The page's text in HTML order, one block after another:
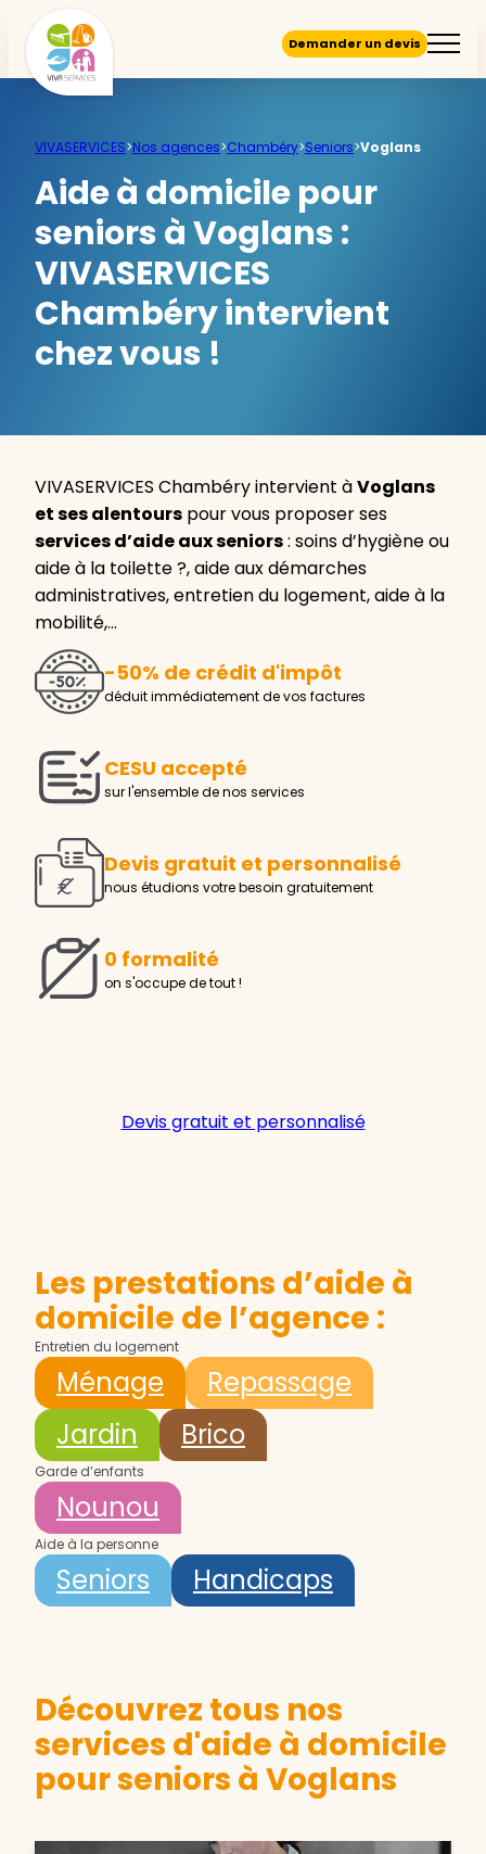
Demander un devis
VIVASERVICES>Nos agences>Chambéry>Seniors>Voglans
Aide à domicile pour
seniors à Voglans :
VIVASERVICES
Chambéry intervient
chez vous !
VIVASERVICES Chambéry intervient àVoglans
et ses alentours pour vous proposer ses
services d’aide aux seniors: soins d’hygiène ou
aide à la toilette ?, aide aux démarches
administratives, entretien du logement, aide à la
mobilité,…
-50% de crédit d'impôt
déduit immédiatement de vos factures
CESU accepté
sur l'ensemble de nos services
Devis gratuit et personnalisé
nous étudions votre besoin gratuitement
0 formalité
on s'occupe de tout !
Devis gratuit et personnalisé
Les prestations d’aide à
domicile de l’agence :
Entretien du logement
Ménage
Repassage
Jardin
Brico
Garde d’enfants
Nounou
Aide à la personne
Seniors Handicaps
Découvrez tous nos
services d'aide à domicile
pour seniors à Voglans